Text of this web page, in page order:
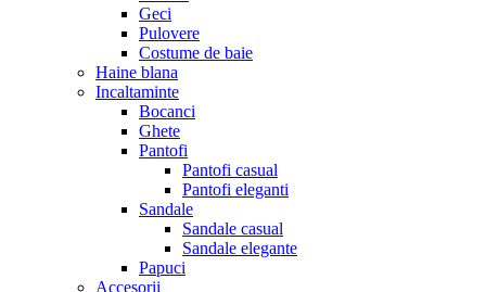
Geci
Pulovere
Costume de baie
Haine blana
Incaltaminte
Bocanci
Ghete
Pantofi
Pantofi casual
Pantofi eleganti
Sandale
Sandale casual
Sandale elegante
Papuci
Accesorii